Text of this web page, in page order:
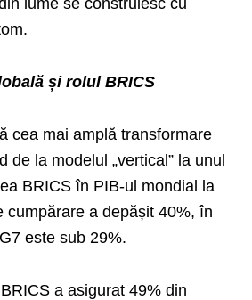
lume se construiesc cu
și rolul BRICS
cea mai amplă transformare
de la modelul „vertical” la unul
BRICS în PIB-ul mondial la
cumpărare a depășit 40%, în
este sub 29%.
a asigurat 49% din